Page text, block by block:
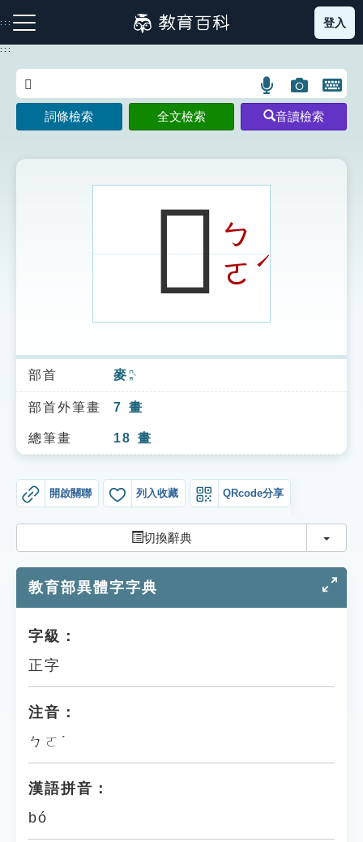
到
主
:::
注音索引圖示 筆畫索引圖示 部首索引表圖示
索引選單
知識索引
單字索引
貓頭鷹博士
登入
:::
語
言
搜
示
圖
片
搜
開
鍵
圖
詞條檢索 全文檢索 音讀檢索
𪌰ㄅ
ㄛˊ
部首 麥 ㄇㄞˋ
部首外筆畫 7 畫
總筆畫 18 畫
開啟關聯 列入收藏 QRcode分享
切換辭典 切換
教育部異體字字典
字級：
正字
注音：
ㄅㄛˊ
漢語拼音：
bó